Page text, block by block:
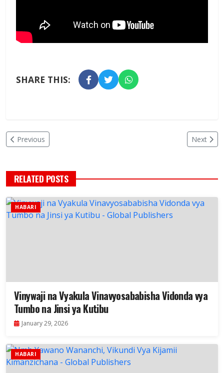
SHARE THIS:
Previous Next
RELATED POSTS
HABARI
Vinywaji na Vyakula Vinavyosababisha Vidonda vya
Tumbo na Jinsi ya Kutibu
January 29, 2026
HABARI